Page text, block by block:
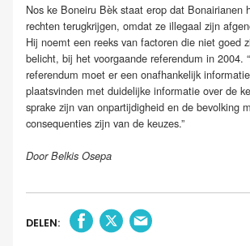
Nos ke Boneiru Bèk staat erop dat Bonairianen
rechten terugkrijgen, omdat ze illegaal zijn
Hij noemt een reeks van factoren die niet goed
belicht, bij het voorgaande referendum in 2004.
referendum moet er een onafhankelijk
plaatsvinden met duidelijke informatie over de
sprake zijn van onpartijdigheid en de bevolking
consequenties zijn van de keuzes.”
Door Belkis Osepa
DELEN: